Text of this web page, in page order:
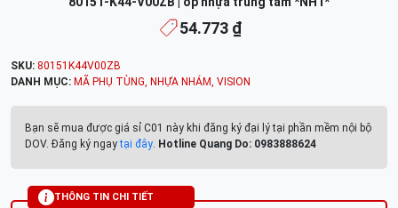
54.773 ₫
SKU: 80151K44V00ZB
DANH MỤC: MÃ PHỤ TÙNG, NHỰA NHÁM, VISION
Bạn sẽ mua được giá sỉ C01 này khi đăng ký đại lý tại phần mềm nội bộ
DOV. Đăng ký ngaytại đây. Hotline Quang Do: 0983888624
THÔNG TIN CHI TIẾT